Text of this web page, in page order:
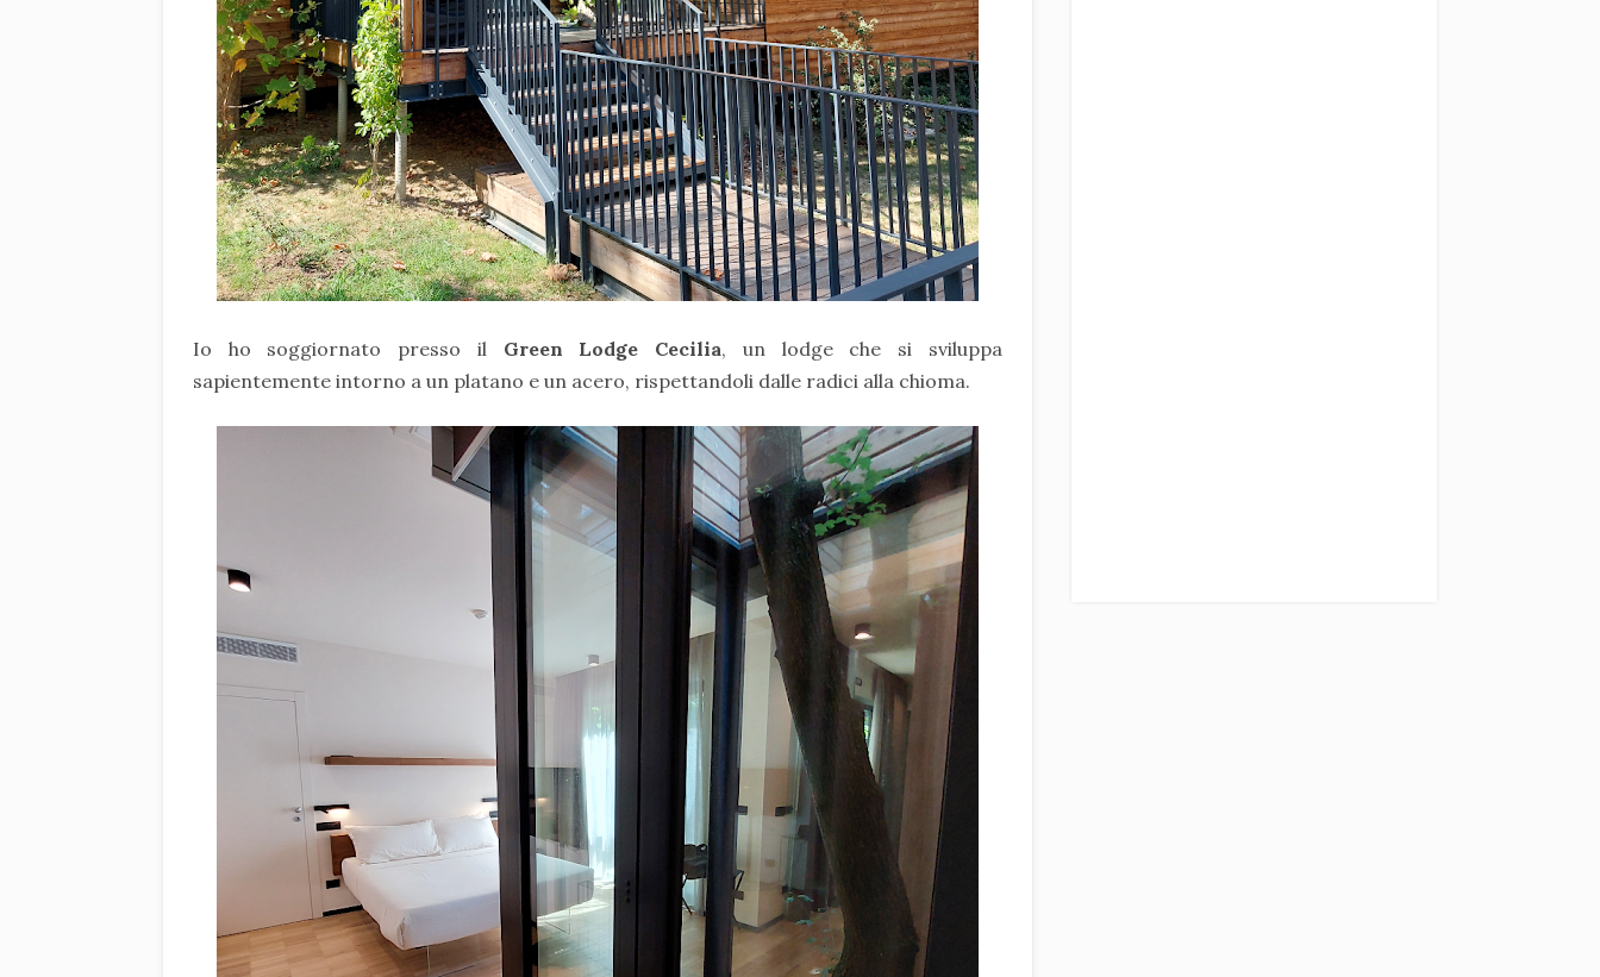
Io ho soggiornato presso il Green Lodge Cecilia, un lodge che si sviluppa
sapientemente intorno a un platano e un acero, rispettandoli dalle radici alla chioma.